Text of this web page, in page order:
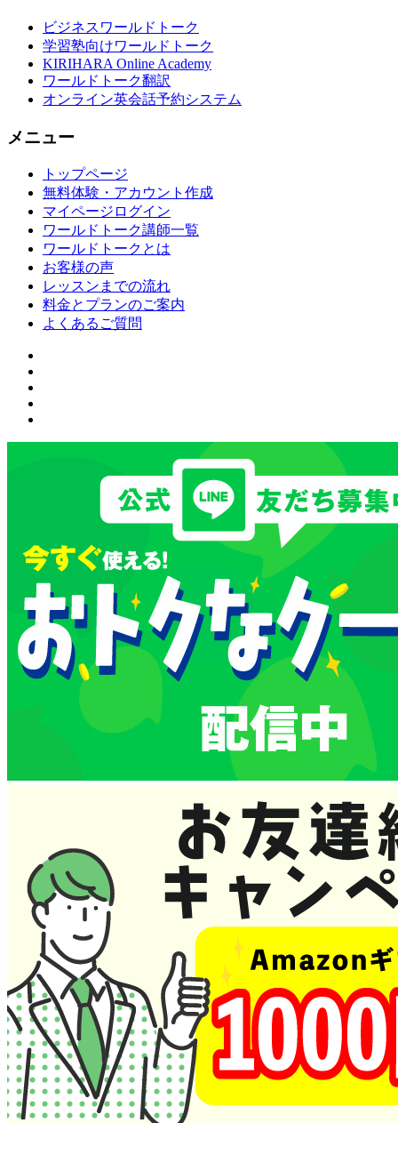
ビジネスワールドトーク
学習塾向けワールドトーク
KIRIHARA Online Academy
ワールドトーク翻訳
オンライン英会話予約システム
メニュー
トップページ
無料体験・アカウント作成
マイページログイン
ワールドトーク講師一覧
ワールドトークとは
お客様の声
レッスンまでの流れ
料金とプランのご案内
よくあるご質問